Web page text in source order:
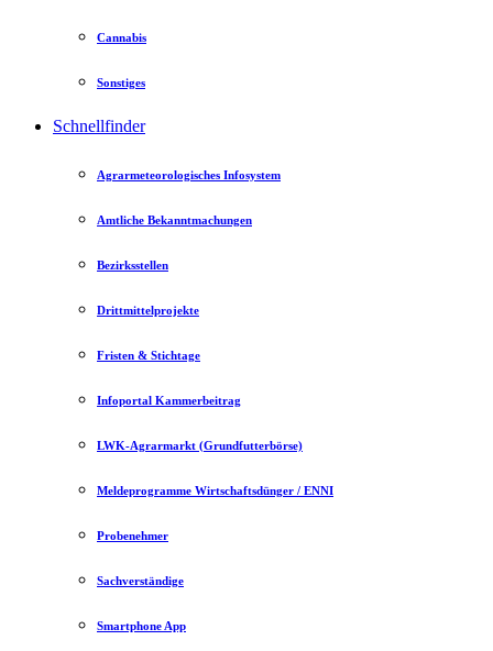
Cannabis
Sonstiges
Schnellfinder
Agrarmeteorologisches Infosystem
Amtliche Bekanntmachungen
Bezirksstellen
Drittmittelprojekte
Fristen & Stichtage
Infoportal Kammerbeitrag
LWK-Agrarmarkt (Grundfutterbörse)
Meldeprogramme Wirtschaftsdünger / ENNI
Probenehmer
Sachverständige
Smartphone App